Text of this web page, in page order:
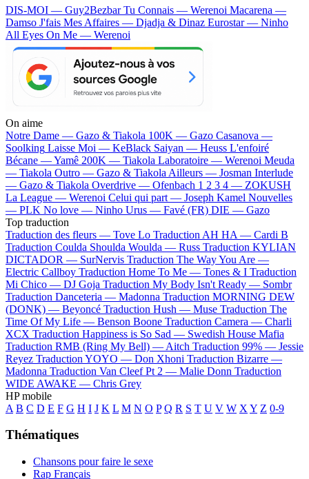
DIS-MOI — Guy2BezbarTu Connais — Werenoi Macarena —
Damso J'fais Mes Affaires — Djadja & Dinaz Eurostar — Ninho
All Eyes On Me — Werenoi
On aime
Notre Dame — Gazo & Tiakola 100K — Gazo Casanova —
Soolking Laisse Moi — KeBlack Saiyan — Heuss L'enfoiré
Bécane —Yamê 200K — Tiakola Laboratoire — Werenoi Meuda
— Tiakola Outro — Gazo & Tiakola Ailleurs — Josman Interlude
— Gazo & Tiakola Overdrive — Ofenbach 1 2 3 4 — ZOKUSH
La League — Werenoi Celui qui part — Joseph Kamel Nouvelles
— PLK No love — Ninho Urus — Favé (FR) DIE — Gazo
Top traduction
Traduction des fleurs — Tove Lo Traduction AH HA — Cardi B
Traduction Coulda Shoulda Woulda — Russ Traduction KYLIAN
DICTADOR — SurNervis Traduction The Way You Are —
Electric Callboy Traduction Home To Me — Tones & I Traduction
Mi Chico — DJ Goja Traduction My Body Isn't Ready — Sombr
Traduction Danceteria — Madonna Traduction MORNING DEW
(DONK) — Beyoncé Traduction Hush — Muse Traduction The
Time Of My Life — Benson Boone Traduction Camera — Charli
XCX Traduction Happiness is So Sad — Swedish House Mafia
Traduction RMB (Ring My Bell) — Aitch Traduction 99% — Jessie
Reyez Traduction YOYO — Don Xhoni Traduction Bizarre —
Madonna Traduction Van Cleef Pt 2 — Malie Donn Traduction
WIDE AWAKE — Chris Grey
HP mobile
A B C D E F G H I J K L M N O P Q R S T U V W X Y Z 0-9
Thématiques
Chansons pour faire le sexe
Rap Français